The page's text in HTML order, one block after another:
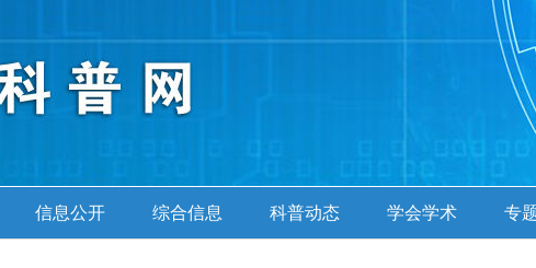
信息公开 综合信息 科普动态 学会学术 专